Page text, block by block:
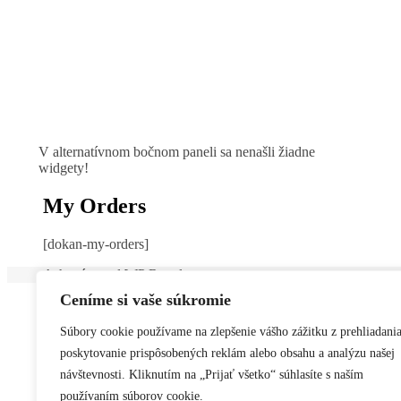
Ceníme si vaše súkromie
Súbory cookie používame na zlepšenie vášho zážitku z
poskytovanie prispôsobených reklám alebo obsahu a analýzu našej
návštevnosti. Kliknutím na „Prijať všetko“ súhlasíte s naším
používaním súborov cookie.
V alternatívnom bočnom paneli sa nenašli žiadne
widgety!
My Orders
[dokan-my-orders]
Ashe téma od WP Royal